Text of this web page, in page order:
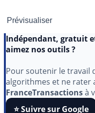
Indépendant, gratuit
Pour soutenir le travail
algorithmes et ne rater
FranceTransactionsà